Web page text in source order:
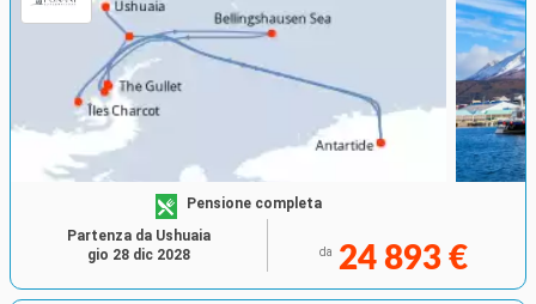
Pensione completa
da 24 893 €
Partenza da Ushuaia
gio 28 dic 2028